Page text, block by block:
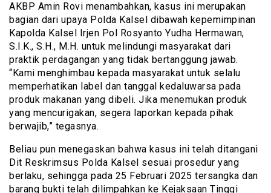
AKBP Amin Rovi menambahkan, kasus ini merupakan
bagian dari upaya Polda Kalsel dibawah kepemimpinan
Kapolda Kalsel Irjen Pol Rosyanto Yudha Hermawan,
S.I.K., S.H., M.H. untuk melindungi masyarakat dari
praktik perdagangan yang tidak bertanggung jawab.
“Kami menghimbau kepada masyarakat untuk selalu
memperhatikan label dan tanggal kedaluwarsa pada
produk makanan yang dibeli. Jika menemukan produk
yang mencurigakan, segera laporkan kepada pihak
berwajib,” tegasnya.
Beliau pun menegaskan bahwa kasus ini telah ditangani
Dit Reskrimsus Polda Kalsel sesuai prosedur yang
berlaku, sehingga pada 25 Februari 2025 tersangka dan
barang bukti telah dilimpahkan ke Kejaksaan Tinggi